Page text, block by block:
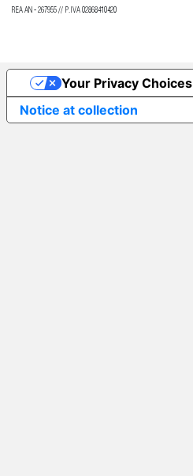
REA AN - 267955 // P.IVA 02868410420
Notice at collection
Your Privacy Choices